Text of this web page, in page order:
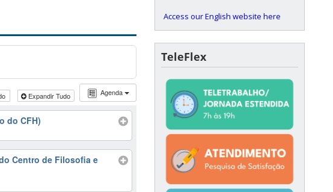
Agenda
Expandir Tudo
do CFH)
Centro de Filosofia e
Access our English website here
TeleFlex